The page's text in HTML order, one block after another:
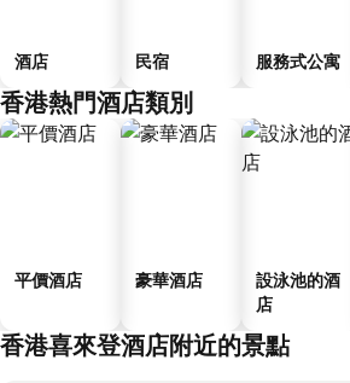
酒店 民宿 服務式公寓
香港熱門酒店類別
平價酒店 豪華酒店
設泳池的酒
店
香港喜來登酒店附近的景點